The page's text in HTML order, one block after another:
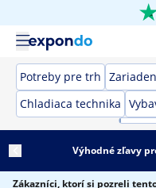
Potreby pre trh
Chladiaca technika
Výhodné zľavy
Zákazníci, ktorí si pozreli